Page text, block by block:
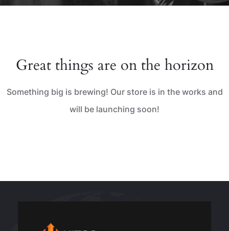
Great things are on the horizon
Something big is brewing! Our store is in the works and
will be launching soon!